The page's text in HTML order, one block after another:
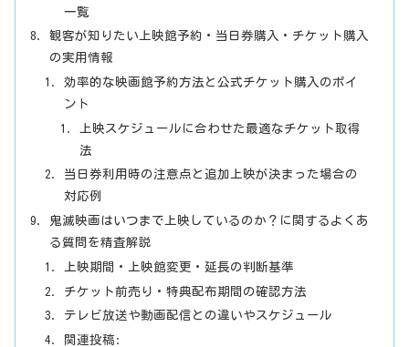
一覧
観客が知りたい上映館予約・当日券購入・チケット購入
の実用情報
効率的な映画館予約方法と公式チケット購入のポイ
ント
上映スケジュールに合わせた最適なチケット取得
法
当日券利用時の注意点と追加上映が決まった場合の
対応例
鬼滅映画はいつまで上映しているのか？に関するよくあ
る質問を精査解説
上映期間・上映館変更・延長の判断基準
チケット前売り・特典配布期間の確認方法
テレビ放送や動画配信との違いやスケジュール
関連投稿: